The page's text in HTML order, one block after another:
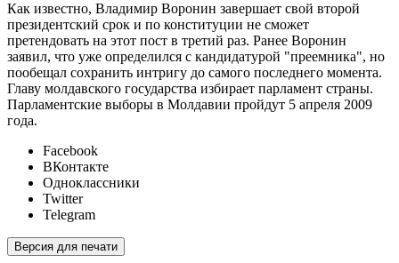
Как известно, Владимир Воронин завершает свой второй
президентский срок и по конституции не сможет
претендовать на этот пост в третий раз. Ранее Воронин
заявил, что уже определился с кандидатурой "преемника", но
пообещал сохранить интригу до самого последнего момента.
Главу молдавского государства избирает парламент страны.
Парламентские выборы в Молдавии пройдут 5 апреля 2009
года.
Facebook
ВКонтакте
Одноклассники
Twitter
Telegram
Версия для печати